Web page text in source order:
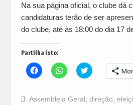
Na sua página oficial, o clube dá
candidaturas terão de ser
do clube, até às 18:00 do dia 17
Partilha isto:
Click
to
Facebook
(Opens
Click
to
WhatsApp
(Opens
Click
to
Twitter
(Opens
Assembleia Geral direção